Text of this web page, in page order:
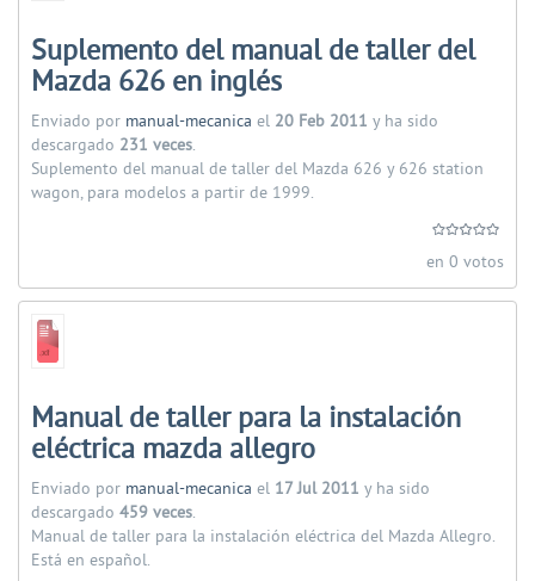
Suplemento del manual de taller del
Mazda 626 en inglés
Enviado por manual-mecanica el 20 Feb 2011 y ha sido
descargado 231 veces.
Suplemento del manual de taller del Mazda 626 y 626 station
wagon, para modelos a partir de 1999.
en 0 votos
Manual de taller para la instalación
eléctrica mazda allegro
Enviado por manual-mecanica el 17 Jul 2011 y ha sido
descargado 459 veces.
Manual de taller para la instalación eléctrica del Mazda Allegro.
Está en español.